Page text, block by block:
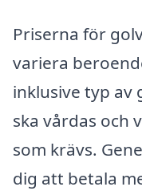
Priserna för
variera
inklusive typ av
ska vårdas och
som krävs.
dig att betala